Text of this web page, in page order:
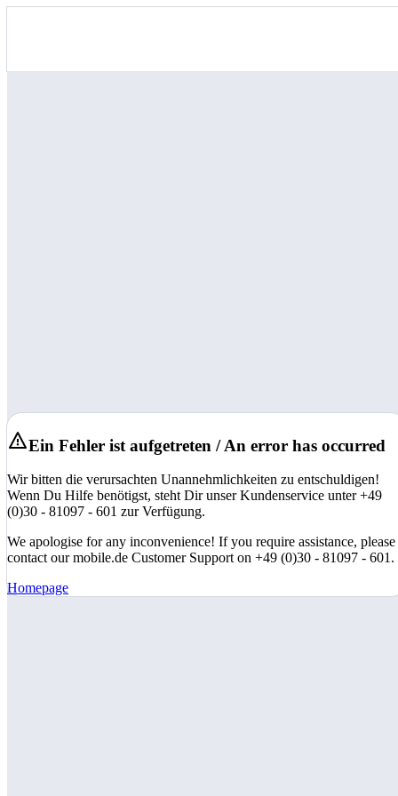
Ein Fehler ist aufgetreten / An error has occurred
Wir bitten die verursachten Unannehmlichkeiten zu entschuldigen!
Wenn Du Hilfe benötigst, steht Dir unser Kundenservice unter +49
(0)30 - 81097 - 601 zur Verfügung.
We apologise for any inconvenience! If you require assistance, please
contact our mobile.de Customer Support on +49 (0)30 - 81097 - 601.
Homepage